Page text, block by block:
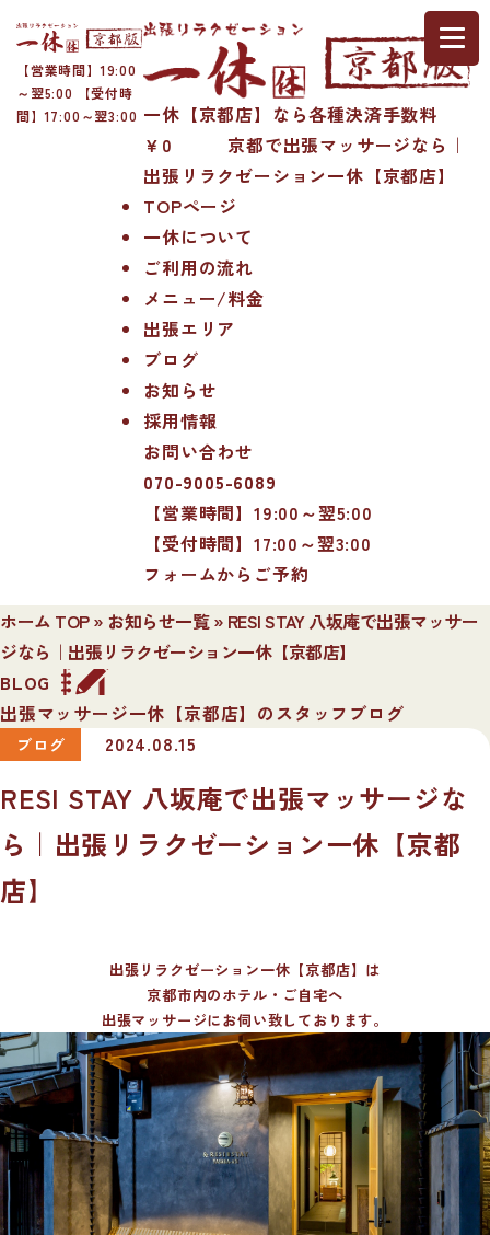
【営業時間】19:00
～翌5:00 【受付時
間】17:00～翌3:00 一休【京都店】なら各種決済手数料
￥0 京都で出張マッサージなら｜
出張リラクゼーション一休【京都店】
TOPページ
一休について
ご利用の流れ
メニュー/料金
出張エリア
ブログ
お知らせ
採用情報
お問い合わせ
070-9005-6089
【営業時間】19:00～翌5:00
【受付時間】17:00～翌3:00
フォームからご予約
ホーム TOP» お知らせ一覧» RESI STAY 八坂庵で出張マッサー
ジなら｜出張リラクゼーション一休【京都店】
BLOG
出張マッサージ一休【京都店】のスタッフブログ
ブログ 2024.08.15
RESI STAY 八坂庵で出張マッサージな
ら｜出張リラクゼーション一休【京都
店】
出張リラクゼーション一休【京都店】は
京都市内のホテル・ご自宅へ
出張マッサージにお伺い致しております。